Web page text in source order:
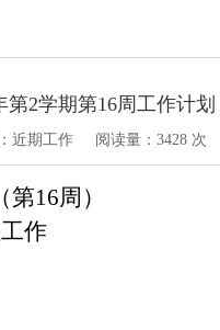
第2学期第16周工作计划
近期工作 阅读量： 3428 次
第16周）
作